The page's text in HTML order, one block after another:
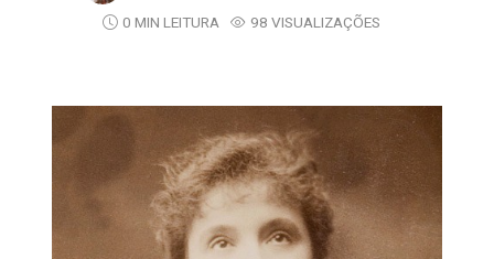
0 MIN LEITURA
98 VISUALIZAÇÕES